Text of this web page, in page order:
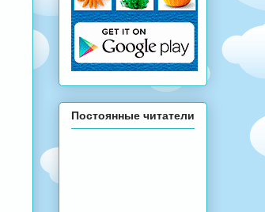
Постоянные читатели